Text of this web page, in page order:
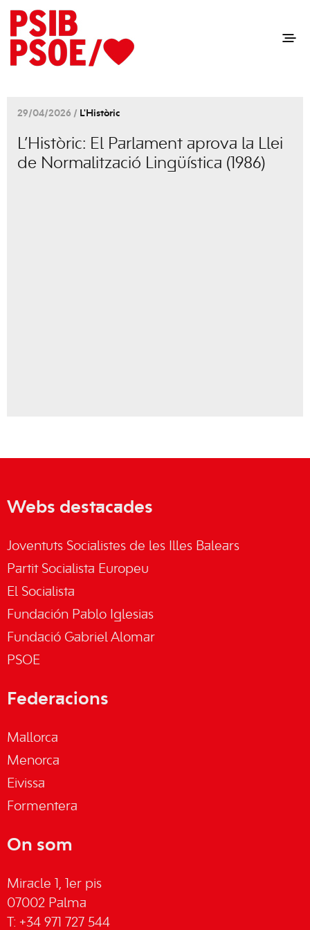
29/04/2026 / L'Històric
L’Històric: El Parlament aprova la Llei
de Normalització Lingüística (1986)
Webs destacades
Joventuts Socialistes de les Illes Balears
Partit Socialista Europeu
El Socialista
Fundación Pablo Iglesias
Fundació Gabriel Alomar
PSOE
Federacions
Mallorca
Menorca
Eivissa
Formentera
On som
Miracle 1, 1er pis
07002 Palma
T: +34 971 727 544